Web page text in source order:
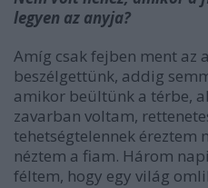
legyen az anyja?
Amíg csak fejben ment az
beszélgettünk, addig
amikor beültünk a térbe,
zavarban voltam,
tehetségtelennek éreztem
néztem a fiam. Három
féltem, hogy egy világ